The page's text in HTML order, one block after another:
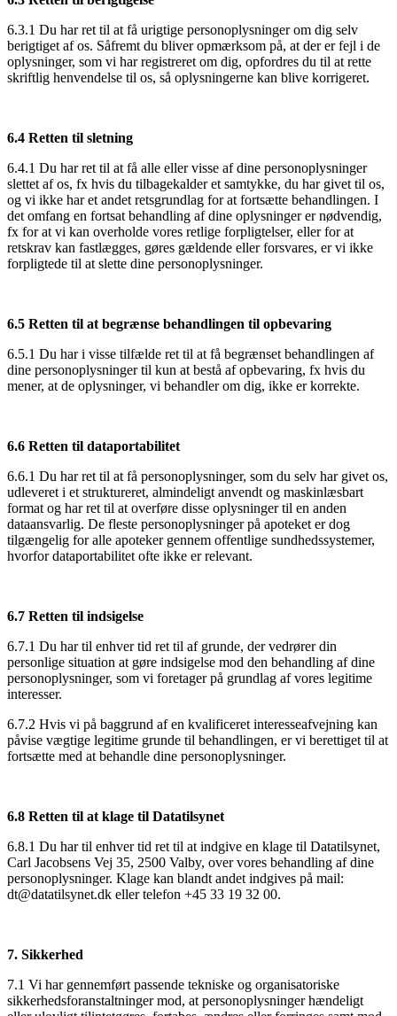
6.3.1 Du har ret til at få urigtige personoplysninger om dig selv
berigtiget af os. Såfremt du bliver opmærksom på, at der er fejl i de
oplysninger, som vi har registreret om dig, opfordres du til at rette
skriftlig henvendelse til os, så oplysningerne kan blive korrigeret.
6.4 Retten til sletning
6.4.1 Du har ret til at få alle eller visse af dine personoplysninger
slettet af os, fx hvis du tilbagekalder et samtykke, du har givet til os,
og vi ikke har et andet retsgrundlag for at fortsætte behandlingen. I
det omfang en fortsat behandling af dine oplysninger er nødvendig,
fx for at vi kan overholde vores retlige forpligtelser, eller for at
retskrav kan fastlægges, gøres gældende eller forsvares, er vi ikke
forpligtede til at slette dine personoplysninger.
6.5 Retten til at begrænse behandlingen til opbevaring
6.5.1 Du har i visse tilfælde ret til at få begrænset behandlingen af
dine personoplysninger til kun at bestå af opbevaring, fx hvis du
mener, at de oplysninger, vi behandler om dig, ikke er korrekte.
6.6 Retten til dataportabilitet
6.6.1 Du har ret til at få personoplysninger, som du selv har givet os,
udleveret i et struktureret, almindeligt anvendt og maskinlæsbart
format og har ret til at overføre disse oplysninger til en anden
dataansvarlig. De fleste personoplysninger på apoteket er dog
tilgængelig for alle apoteker gennem offentlige sundhedssystemer,
hvorfor dataportabilitet ofte ikke er relevant.
6.7 Retten til indsigelse
6.7.1 Du har til enhver tid ret til af grunde, der vedrører din
personlige situation at gøre indsigelse mod den behandling af dine
personoplysninger, som vi foretager på grundlag af vores legitime
interesser.
6.7.2 Hvis vi på baggrund af en kvalificeret interesseafvejning kan
påvise vægtige legitime grunde til behandlingen, er vi berettiget til at
fortsætte med at behandle dine personoplysninger.
6.8 Retten til at klage til Datatilsynet
6.8.1 Du har til enhver tid ret til at indgive en klage til Datatilsynet,
Carl Jacobsens Vej 35, 2500 Valby, over vores behandling af dine
personoplysninger. Klage kan blandt andet indgives på mail:
dt@datatilsynet.dk eller telefon +45 33 19 32 00.
7. Sikkerhed
7.1 Vi har gennemført passende tekniske og organisatoriske
sikkerhedsforanstaltninger mod, at personoplysninger hændeligt